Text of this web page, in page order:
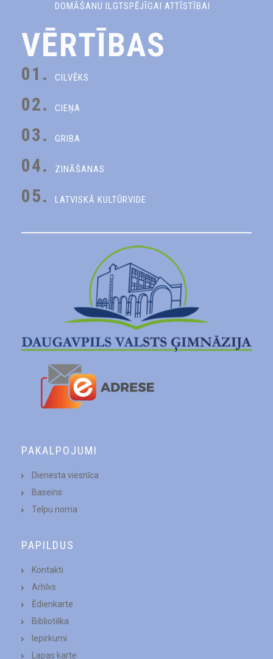
DOMĀŠANU ILGTSPĒJĪGAI ATTĪSTĪBAI
VĒRTĪBAS
01. CILVĒKS
02. CIEŅA
03. GRIBA
04. ZINĀŠANAS
05. LATVISKĀ KULTŪRVIDE
PAKALPOJUMI
Dienesta viesnīca
Baseins
Telpu noma
PAPILDUS
Kontakti
Arhīvs
Ēdienkarte
Bibliotēka
Iepirkumi
Lapas karte